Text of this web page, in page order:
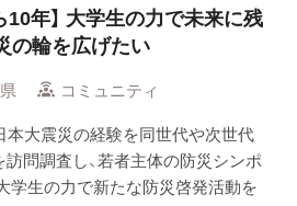
年】 大学生の力で未来に残
の輪を広げたい
コミュニティ
本大震災の経験を同世代や次世代
訪問調査し、若者主体の防災シンポ
学生の力で新たな防災啓発活動を